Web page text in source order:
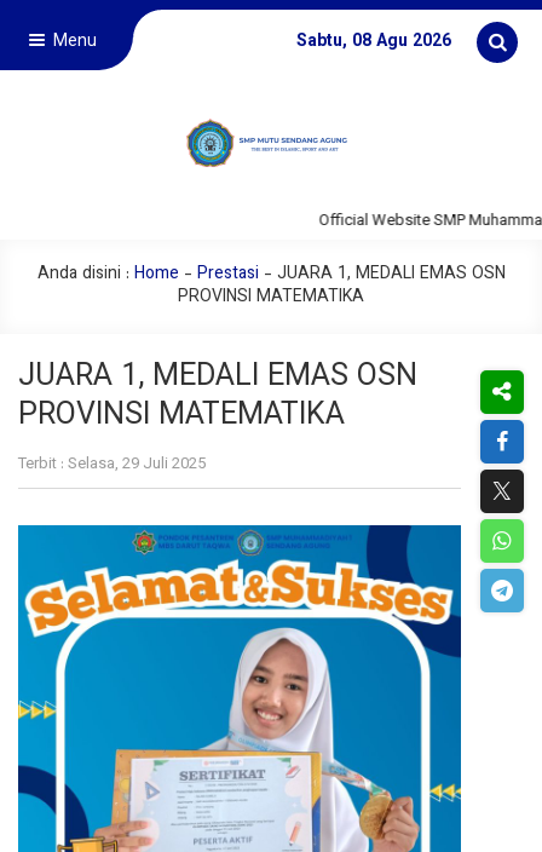
Menu Sabtu, 08 Agu 2026
Official Website SMP
Anda disini : Home - Prestasi - JUARA 1, MEDALI EMAS OSN
PROVINSI MATEMATIKA
JUARA 1, MEDALI EMAS OSN
PROVINSI MATEMATIKA
Terbit : Selasa, 29 Juli 2025